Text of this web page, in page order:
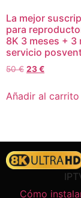
La mejor
para
8K 3 meses + 3
servicio
50€ 23€
Añadir al carrito
Cómo